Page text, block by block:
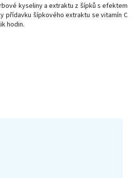
kyseliny a extraktu z šípků s efektem
přídavku šípkového extraktu se vitamín C
hodin.